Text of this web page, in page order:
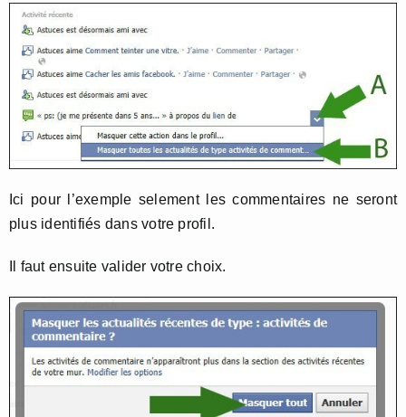
Ici pour l’exemple selement les commentaires ne seront
plus identifiés dans votre profil.
Il faut ensuite valider votre choix.